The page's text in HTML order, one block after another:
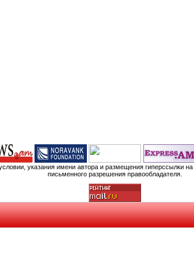
указания имени автора и размещения гиперссылки на
письменного разрешения правообладателя.